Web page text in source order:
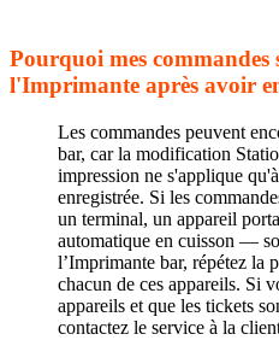
Pourquoi mes
l'Imprimante après avoir
Les commandes peuvent
bar, car la modification
impression ne s'applique
enregistrée. Si les
un terminal, un appareil
automatique en cuisson —
l’Imprimante bar, répétez la
chacun de ces appareils. Si
appareils et que les tickets
contactez le service à la